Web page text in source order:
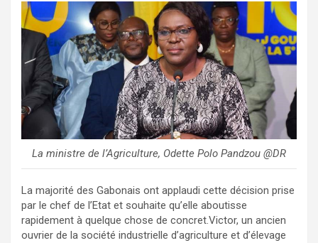
La ministre de l’Agriculture, Odette Polo Pandzou @DR
La majorité des Gabonais ont applaudi cette décision prise
par le chef de l’Etat et souhaite qu’elle aboutisse
rapidement à quelque chose de concret.Victor, un ancien
ouvrier de la société industrielle d’agriculture et d’élevage